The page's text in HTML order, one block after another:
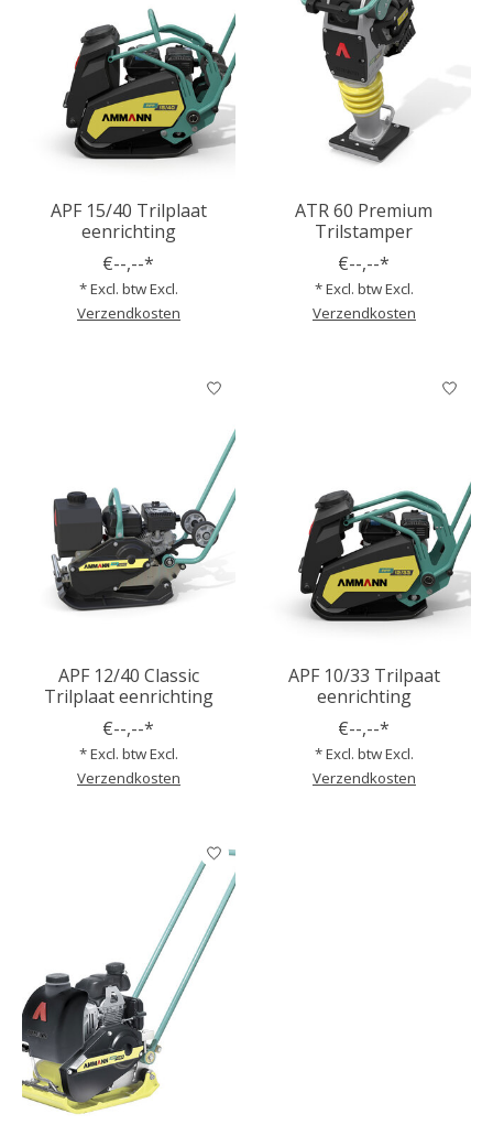
APF 15/40 Trilplaat
eenrichting
€--,--*
* Excl. btw Excl.
Verzendkosten
ATR 60 Premium
Trilstamper
€--,--*
* Excl. btw Excl.
Verzendkosten
APF 12/40 Classic
Trilplaat eenrichting
€--,--*
* Excl. btw Excl.
Verzendkosten
APF 10/33 Trilpaat
eenrichting
€--,--*
* Excl. btw Excl.
Verzendkosten